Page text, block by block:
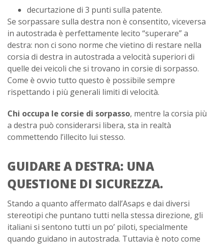
decurtazione di 3 punti sulla patente.
Se sorpassare sulla destra non è consentito, viceversa
in autostrada è perfettamente lecito “superare” a
destra: non ci sono norme che vietino di restare nella
corsia di destra in autostrada a velocità superiori di
quelle dei veicoli che si trovano in corsie di sorpasso.
Come è ovvio tutto questo è possibile sempre
rispettando i più generali limiti di velocità.
Chi occupa le corsie di sorpasso, mentre la corsia più
a destra può considerarsi libera, sta in realtà
commettendo l’illecito lui stesso.
GUIDARE A DESTRA: UNA
QUESTIONE DI SICUREZZA.
Stando a quanto affermato dall’Asaps e dai diversi
stereotipi che puntano tutti nella stessa direzione, gli
italiani si sentono tutti un po’ piloti, specialmente
quando guidano in autostrada. Tuttavia è noto come